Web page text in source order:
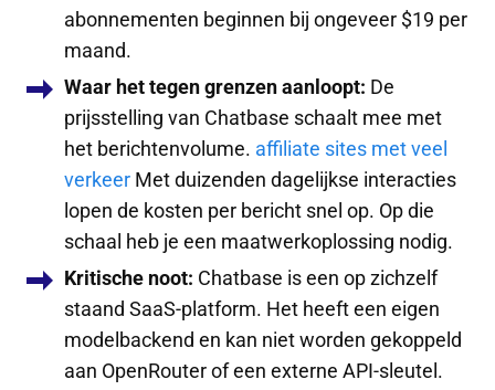
abonnementen beginnen bij ongeveer $19 per
maand.
Waar het tegen grenzen aanloopt: De
prijsstelling van Chatbase schaalt mee met
het berichtenvolume. affiliate sites met veel
verkeer Met duizenden dagelijkse interacties
lopen de kosten per bericht snel op. Op die
schaal heb je een maatwerkoplossing nodig.
Kritische noot: Chatbase is een op zichzelf
staand SaaS-platform. Het heeft een eigen
modelbackend en kan niet worden gekoppeld
aan OpenRouter of een externe API-sleutel.